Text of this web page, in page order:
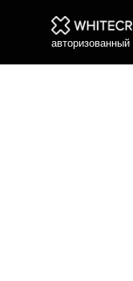
авторизованный